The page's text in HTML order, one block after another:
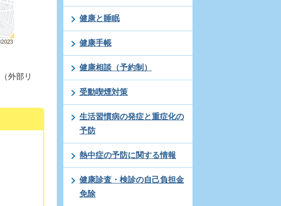
（外部リ
健康と睡眠
健康手帳
健康相談（予約制）
受動喫煙対策
生活習慣病の発症と重症化の
予防
熱中症の予防に関する情報
健康診査・検診の自己負担金
免除